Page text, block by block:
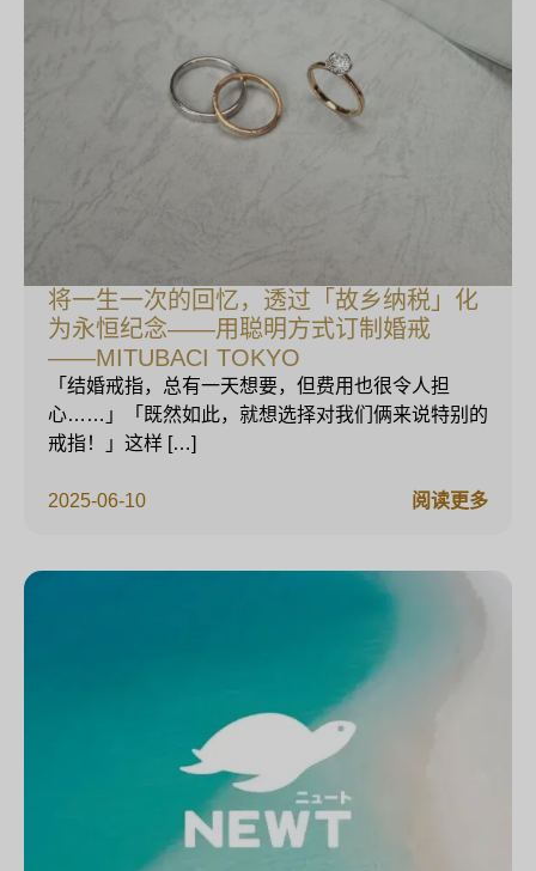
将一生一次的回忆，透过「故乡纳税」化
为永恒纪念——用聪明方式订制婚戒
——MITUBACI TOKYO
2025-06-10
「结婚戒指，总有一天想要，但费用也很令人担
心……」「既然如此，就想选择对我们俩来说特别的
戒指！」这样 […]
阅读更多